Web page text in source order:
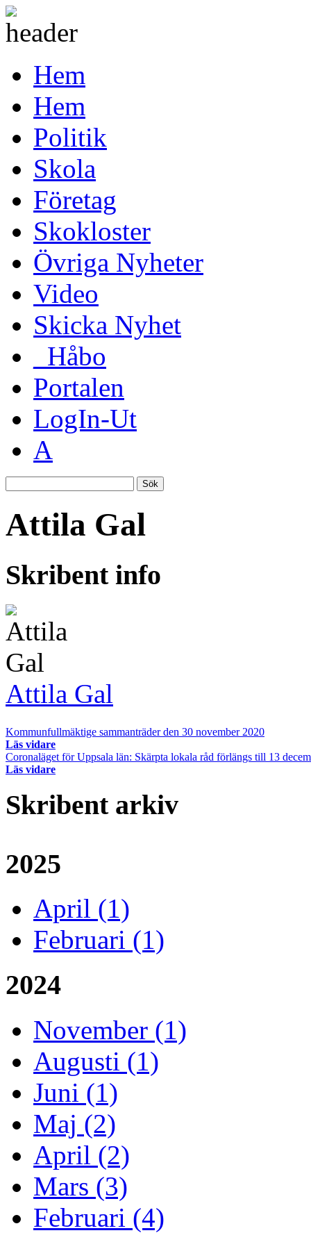
Hem
Hem
Politik
Skola
Företag
Skokloster
Övriga Nyheter
Video
Skicka Nyhet
_Håbo
Portalen
LogIn-Ut
A
Sök
Attila Gal
Skribent info
Attila Gal
Kommunfullmäktige sammanträder den 30 november 2020
Läs vidare
Coronaläget för Uppsala län: Skärpta lokala råd förlängs till 13
Läs vidare
Skribent arkiv
2025
April (1)
Februari (1)
2024
November (1)
Augusti (1)
Juni (1)
Maj (2)
April (2)
Mars (3)
Februari (4)